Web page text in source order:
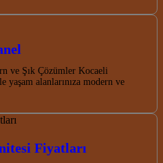
ve Şık Çözümler Kocaeli
yaşam alanlarınıza modern ve
Fiyatları